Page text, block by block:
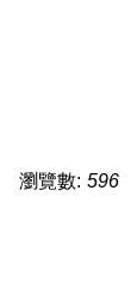
瀏覽數: 596